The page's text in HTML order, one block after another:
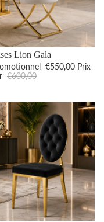
Lion Gala
€550,00 Prix
€600,00